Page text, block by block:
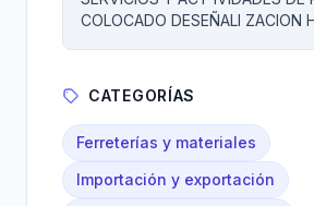
COLOCADO DESEÑALI ZACION
CATEGORÍAS
Ferreterías y materiales
Importación y exportación